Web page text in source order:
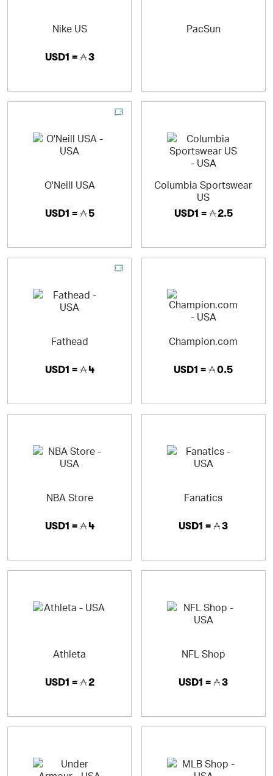
Nike US
USD1 = 3
PacSun
O'Neill USA
USD1 = 5
Columbia Sportswear
US
USD1 = 2.5
Fathead
USD1 = 4
Champion.com
USD1 = 0.5
NBA Store
USD1 = 4
Fanatics
USD1 = 3
Athleta
USD1 = 2
NFL Shop
USD1 = 3